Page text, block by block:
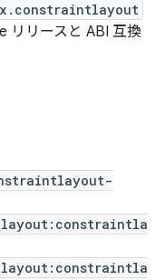
リリースと ABI 互換